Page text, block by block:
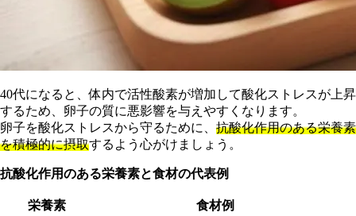
40代になると、体内で活性酸素が増加して酸化ストレスが上昇
するため、卵子の質に悪影響を与えやすくなります。
卵子を酸化ストレスから守るために、 抗酸化作用のある栄養素
を積極的に摂取するよう心がけましょう。
抗酸化作用のある栄養素と食材の代表例
栄養素
食材例